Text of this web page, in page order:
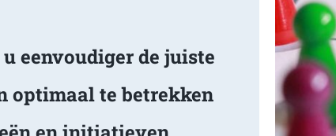
eenvoudiger de juiste
optimaal te betrekken